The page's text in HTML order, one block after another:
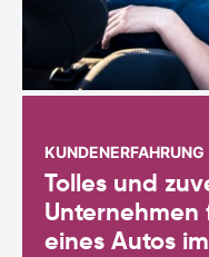
KUNDENERFAHRUNG
Tolles und
eines Autos